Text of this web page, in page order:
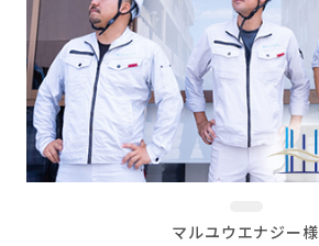
マルユウエナジー様